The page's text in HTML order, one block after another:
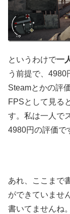
というわけで一
う前提で、4980
Steamとかの評
FPSとして見る
す。私は一人で
4980円の評価で
あれ、ここまで
ができていませ
書いてませんね